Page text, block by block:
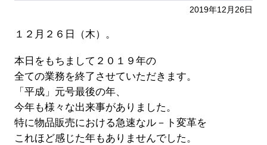
2019年12月26日
１２月２６日（木）。
本日をもちまして２０１９年の
全ての業務を終了させていただきます。
「平成」元号最後の年、
今年も様々な出来事がありました。
特に物品販売における急速なル－ト変革を
これほど感じた年もありませんでした。